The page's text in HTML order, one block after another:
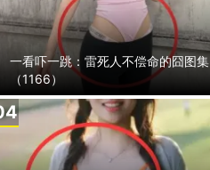
一看吓一跳：雷死人不偿命的囧图集
（1166）
4